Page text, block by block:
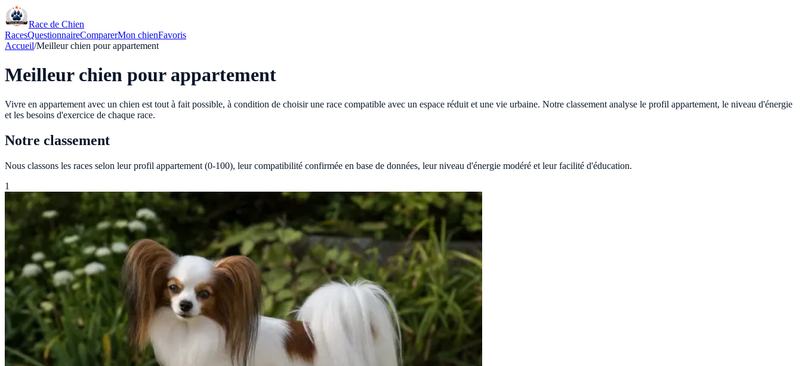
Race de Chien
RacesQuestionnaireComparerMon chienFavoris
Accueil/Meilleur chien pour appartement
Meilleur chien pour appartement
Vivre en appartement avec un chien est tout à fait possible, à condition de choisir une race compatible avec un espace réduit et une vie urbaine. Notre classement analyse le profil appartement, le niveau d'énergie
et les besoins d'exercice de chaque race.
Notre classement
Nous classons les races selon leur profil appartement (0-100), leur compatibilité confirmée en base de données, leur niveau d'énergie modéré et leur facilité d'éducation.
1